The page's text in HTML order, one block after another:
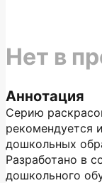
Аннотация
Серию
рекомендуется
дошкольных
Разработано в
дошкольного
Нет в